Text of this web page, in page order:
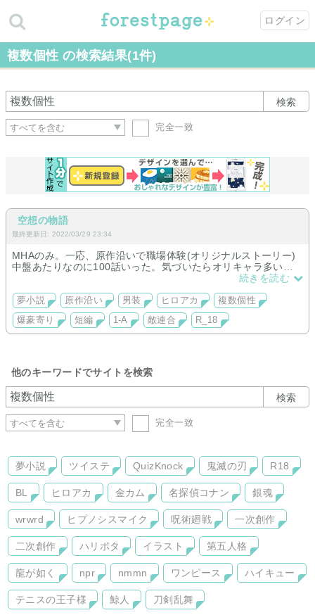
ログイン
複数個性 の検索結果(1件)
検索
完全一致
空想の物語
最終更新日: 2022/03/29 23:34
MHAのみ。一応、原作沿いで職場体験(オリジナルストーリー)
中盤あたりなのに100話いった。気づいたらオリキャラ多い。
続きを読む
夢小説 原作沿い 男装 ヒロアカ
複数個性
爆豪寄り
短編 1-A 敵連合 R_18
他のキーワードでサイトを検索
検索
完全一致
夢小説 ツイステ QuizKnock 鬼滅の刃 R18
BL ヒロアカ 金カム 名探偵コナン 銀魂
wrwrd ヒプノシスマイク 呪術廻戦 一次創作
二次創作 ハリポタ イラスト 第五人格
龍が如く npr nmmn ワンピース ハイキュー
テニスの王子様 鯨人 刀剣乱舞